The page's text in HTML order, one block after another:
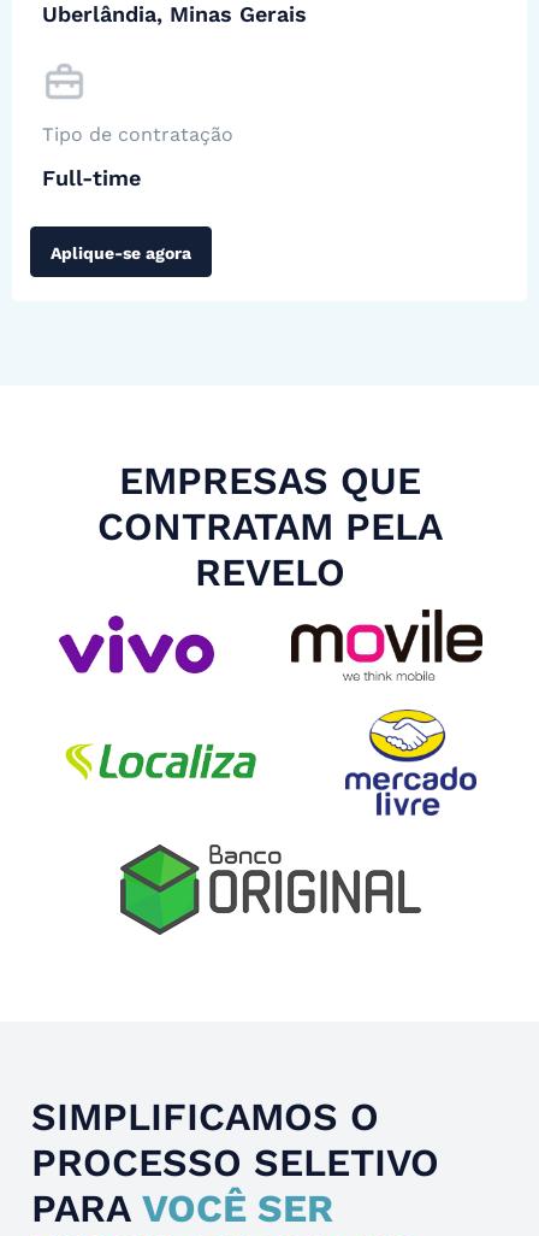
Uberlândia, Minas Gerais
Tipo de contratação
Full-time
Aplique-se agora
EMPRESAS QUE
CONTRATAM PELA
REVELO
SIMPLIFICAMOS O
PROCESSO SELETIVO
PARA VOCÊ SER